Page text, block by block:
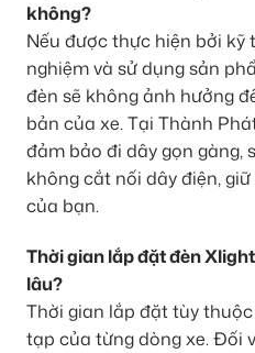
không?
Nếu được thực hiện bởi kỹ
nghiệm và sử dụng sản
đèn sẽ không ảnh hưởng
bản của xe. Tại Thành
đảm bảo đi dây gọn gàng,
không cắt nối dây điện,
của bạn.
Thời gian lắp đặt đèn
lâu?
Thời gian lắp đặt tùy
tạp của từng dòng xe. Đối